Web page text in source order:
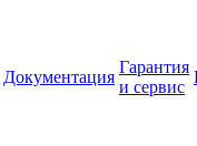
Документация
Гарантия
и сервис